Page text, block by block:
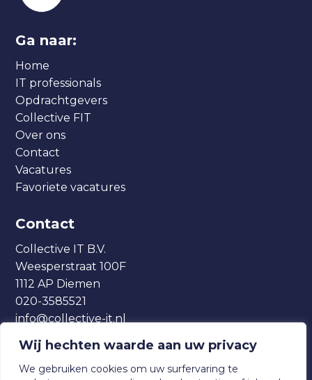
Wij hechten waarde aan uw privacy
We gebruiken cookies om uw surfervaring te
Ga naar:
Home
IT professionals
Opdrachtgevers
Collective FIT
Over ons
Contact
Vacatures
Favoriete vacatures
Contact
Collective IT B.V.
Weesperstraat 100F
1112 AP Diemen
020-3585521
info@collective-it.nl